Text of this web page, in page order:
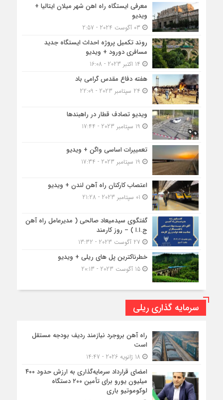
معرفی ایستگاه راه اهن شهر میلان ایتالیا +
ویدیو
روند تکمیل پروژه احداث ایستگاه جدید
مسافری دورود + ویدیو
هفته دفاع مقدس گرامی باد
ویدیو تصادف قطار در راهبندها
تعمییرات اساسی واگن + ویدیو
اعتصاب کارکنان راه آهن لندن + ویدیو
گفتگوی سیدمیعاد صالحی ( مدیرعامل راه آهن
ج.ا.ا ) – روز کارمند
خطرناکترین پل های ریلی + ویدیو
15 آگوست 2023 - 20:13
سرمایه گذاری ریلی
راه آهن بروجرد نیازمند ردیف بودجه مستقل
است
امضای قرارداد سرمایه‌گذاری به ارزش حدود ۴۰۰
میلیون یورو برای تأمین ۲۰۰ دستگاه
لوکوموتیو باری